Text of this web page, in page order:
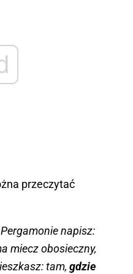
przeczytać
napisz:
miecz obosieczny,
tam, gdzie